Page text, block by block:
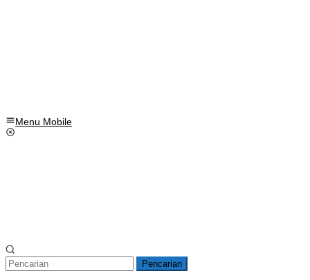
Menu Mobile
Pencarian